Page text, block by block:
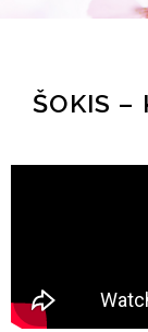
ŠOKIS –